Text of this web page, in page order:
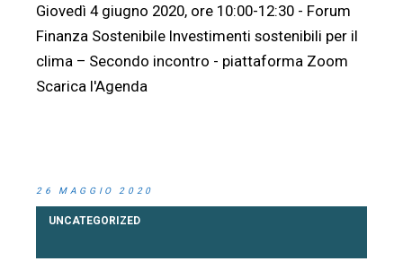
Giovedì 4 giugno 2020, ore 10:00-12:30 - Forum
Finanza Sostenibile Investimenti sostenibili per il
clima – Secondo incontro - piattaforma Zoom
Scarica l'Agenda
26 MAGGIO 2020
UNCATEGORIZED